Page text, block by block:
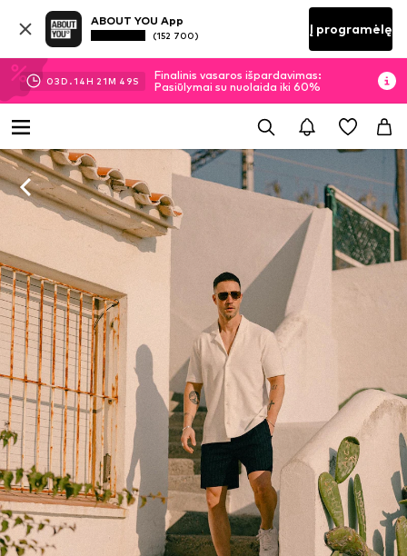
ABOUT YOU App
(152 700) Į programėlę
03D.14H 21M 48S
Finalinis vasaros išpardavimas:
Pasiūlymai su nuolaida iki 60%